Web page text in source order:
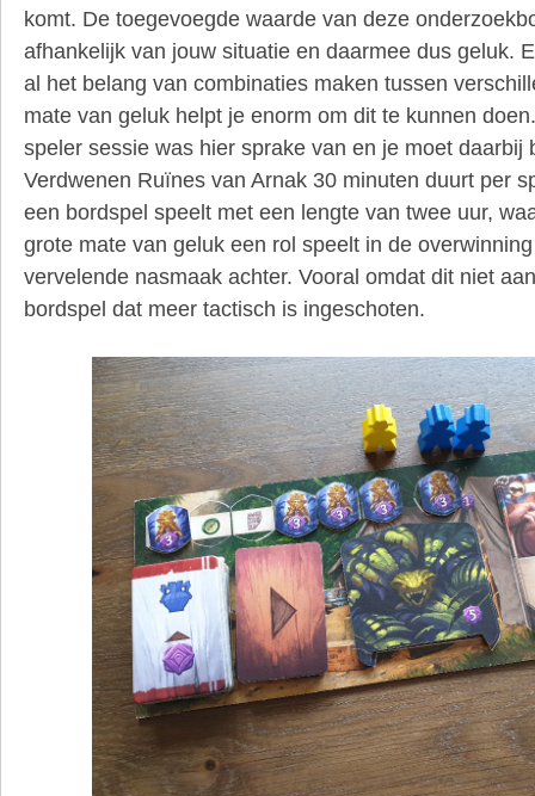
komt. De toegevoegde waarde van deze
afhankelijk van jouw situatie en daarmee dus geluk.
al het belang van combinaties maken tussen
mate van geluk helpt je enorm om dit te kunnen
speler sessie was hier sprake van en je moet daarbij
Verdwenen Ruïnes van Arnak 30 minuten duurt per
een bordspel speelt met een lengte van twee uur,
grote mate van geluk een rol speelt in de
vervelende nasmaak achter. Vooral omdat dit niet
bordspel dat meer tactisch is ingeschoten.